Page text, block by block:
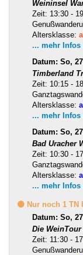
Weininsel
Zeit: 13:30 -
Altersklasse:
... mehr Infos
Datum: So,
Timberland
Zeit: 10:15 -
Altersklasse:
... mehr Infos
Datum: So,
Bad Uracher
Zeit: 10:30 -
Altersklasse:
... mehr Infos
🟡 Nur noch 1 TN
Datum: So,
Die
Zeit: 11:30 -